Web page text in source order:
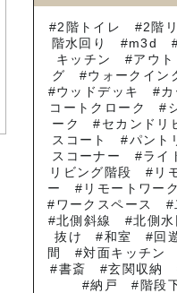
2階トイレ 2階
階水回り
m3d
キッチン
アウ
グ
ウォークイン
ウッドデッキ
カ
コートクローク
ーク
セカンドリ
スコート
パント
スコーナー
ライ
リビング階段
リ
ー
リモートワーク
ワークスペース
北側斜線
北側水
抜け
和室 回
間
対面キッチン
書斎
玄関収納
納戸
階段